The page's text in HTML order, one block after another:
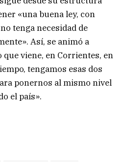
«una buena ley, con
tenga necesidad de
Así, se animó a
que viene, en Corrientes, en
tengamos esas dos
ponernos al mismo nivel
el país».